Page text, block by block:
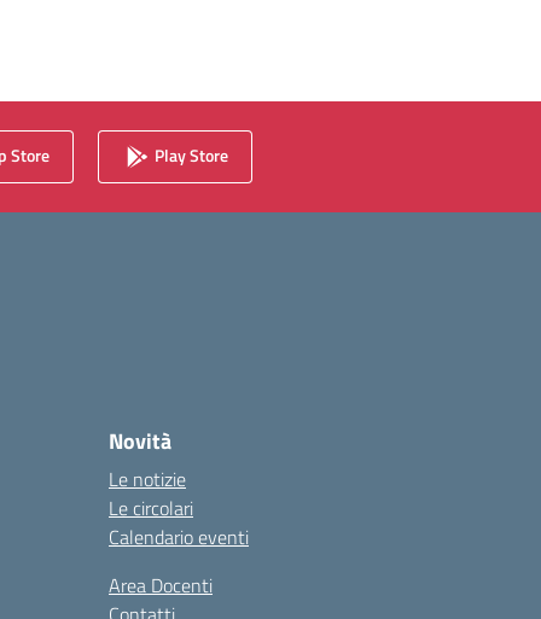
Store Play Store
Novità
Le notizie
Le circolari
Calendario eventi
Area Docenti